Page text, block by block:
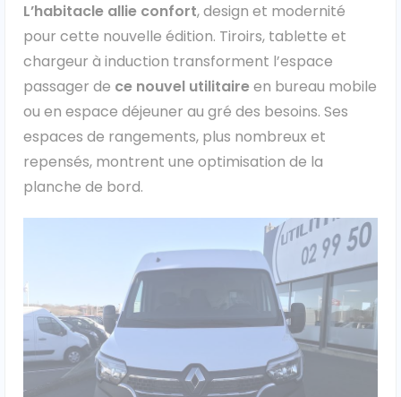
Iveco
Maxus
Nissan
Peugeot
Volkswagen
Véhicules 0 km
Tous les véhicules
L’habitacle allie confort, design et modernité
pour cette nouvelle édition. Tiroirs, tablette et
chargeur à induction transforment l’espace
passager de ce nouvel utilitaireen bureau mobile
ou en espace déjeuner au gré des besoins. Ses
espaces de rangements, plus nombreux et
repensés, montrent une optimisation de la
planche de bord.